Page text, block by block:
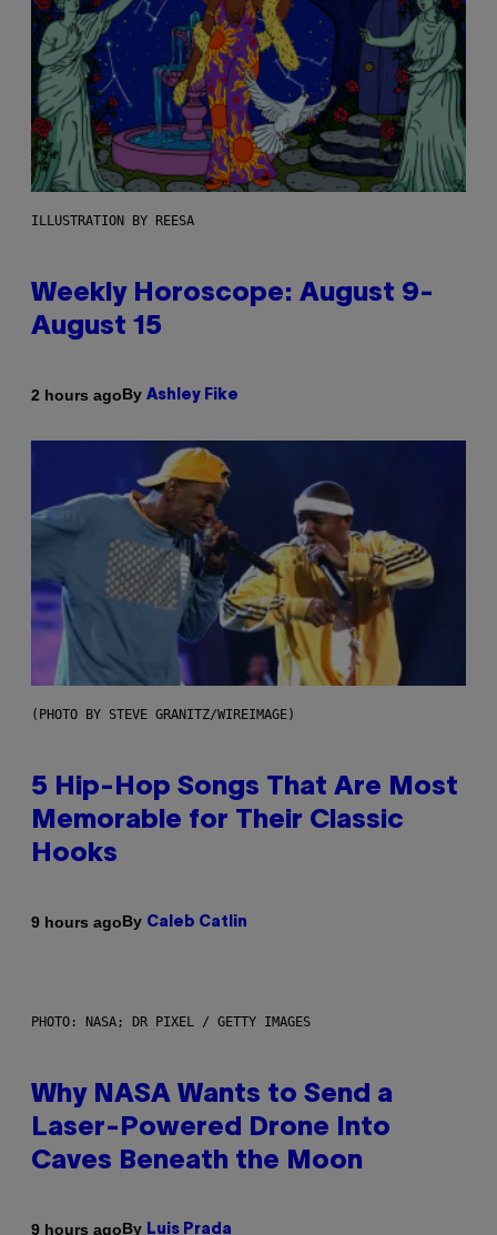
ILLUSTRATION BY REESA
Weekly Horoscope: August 9-
August 15
2 hours agoBy Ashley Fike
(PHOTO BY STEVE GRANITZ/WIREIMAGE)
5 Hip-Hop Songs That Are Most
Memorable for Their Classic
Hooks
9 hours agoBy Caleb Catlin
PHOTO: NASA; DR PIXEL / GETTY IMAGES
Why NASA Wants to Send a
Laser-Powered Drone Into
Caves Beneath the Moon
9 hours agoBy Luis Prada